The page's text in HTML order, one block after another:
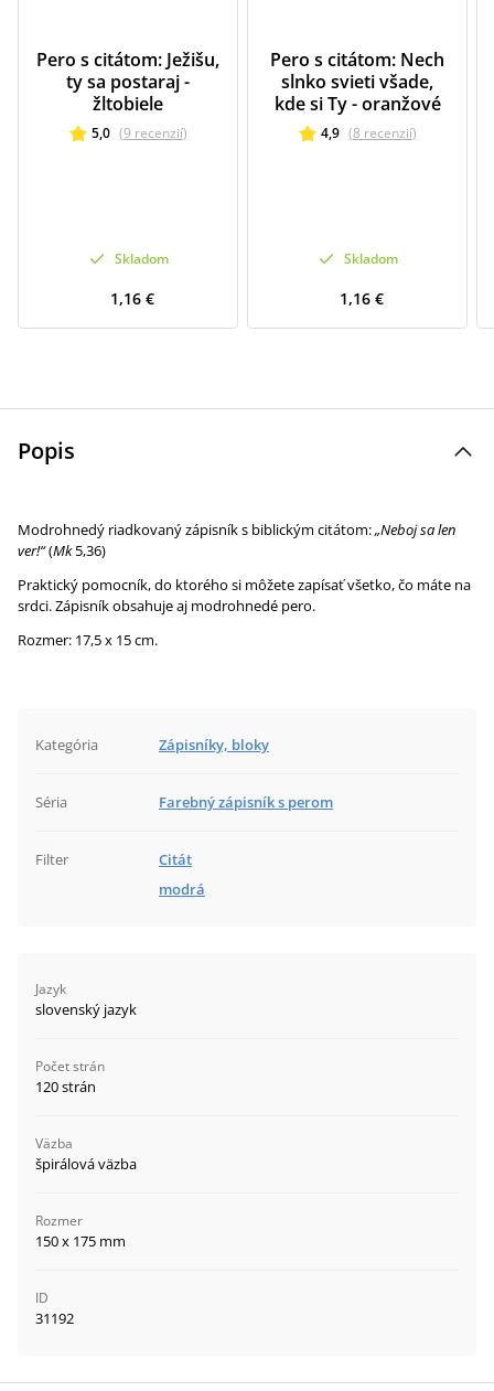
Pero s citátom: Ježišu,
ty sa postaraj -
žltobiele
5,0 (9 recenzií)
Skladom
1,16 €
Pero s citátom: Nech
slnko svieti všade,
kde si Ty - oranžové
4,9 (8 recenzií)
Skladom
1,16 €
Popis
Modrohnedý riadkovaný zápisník s biblickým citátom:„Neboj sa len
ver!“(Mk5,36)
Praktický pomocník, do ktorého si môžete zapísať všetko, čo máte na
srdci. Zápisník obsahuje aj modrohnedé pero.
Rozmer: 17,5 x 15 cm.
Kategória Zápisníky, bloky
Séria Farebný zápisník s perom
Filter
Citát
modrá
Jazyk
slovenský jazyk
Počet strán
120 strán
Väzba
špirálová väzba
Rozmer
150 x 175 mm
ID
31192